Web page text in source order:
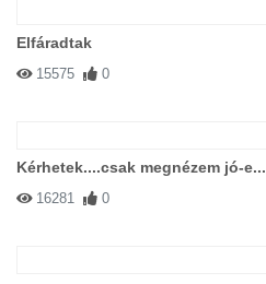
Elfáradtak
15575 0
Kérhetek....csak megnézem jó-e...
16281 0